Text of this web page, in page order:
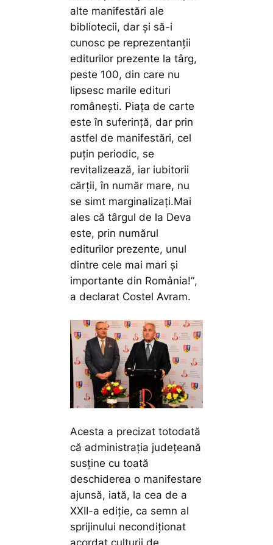
alte manifestări ale
bibliotecii, dar și să-i
cunosc pe reprezentanții
editurilor prezente la târg,
peste 100, din care nu
lipsesc marile edituri
românești. Piața de carte
este în suferință, dar prin
astfel de manifestări, cel
puțin periodic, se
revitalizează, iar iubitorii
cărții, în număr mare, nu
se simt marginalizați.Mai
ales că târgul de la Deva
este, prin numărul
editurilor prezente, unul
dintre cele mai mari și
importante din România!”,
a declarat Costel Avram.
Acesta a precizat totodată
că administrația județeană
susține cu toată
deschiderea o manifestare
ajunsă, iată, la cea de a
XXII-a ediție, ca semn al
sprijinului necondiționat
acordat culturii de